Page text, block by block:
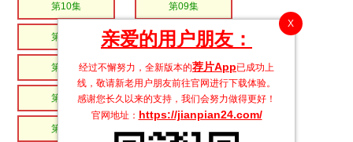
X
亲爱的用户朋友：
经过不懈努力，全新版本的荐片App已成功上
线，敬请新老用户朋友前往官网进行下载体验。
感谢您长久以来的支持，我们会努力做得更好！
官网地址： https://jianpian24.com/
第10集 第09集
第08集 第07集
第06集 第05集
第04集 第03集
第02集